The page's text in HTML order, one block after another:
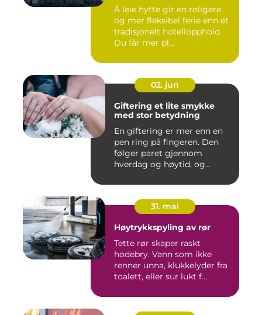
Å leie hytte gir en roligere
og mer fleksibel ferie enn et
tradisjonelt hotellopphold.
Du får mer pl...
02. jun
Giftering et lite smykke
med stor betydning
En giftering er mer enn en
pen ring på fingeren. Den
følger paret gjennom
hverdag og høytid, og
31. mai
Høytrykkspyling av rør
Tette rør skaper raskt
hodebry. Vann som ikke
renner unna, klukkelyder fra
toalett, eller sur lukt f...